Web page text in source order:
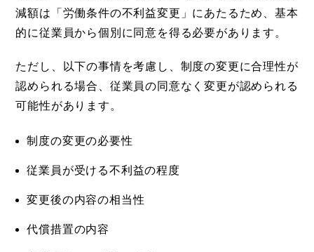
減額は「労働条件の不利益変更」にあたるため、基本
的に従業員から個別に同意を得る必要があります。
ただし、以下の事情を考慮し、制度の変更に合理性が
認められる場合、従業員の同意なく変更が認められる
可能性があります。
制度の変更の必要性
従業員が受ける不利益の程度
変更後の内容の相当性
代償措置の内容